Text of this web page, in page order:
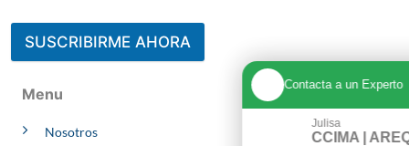
Menu
Nosotros
SUSCRIBIRME AHORA
Contacta a un Experto
CCIMA | AREQUIPA